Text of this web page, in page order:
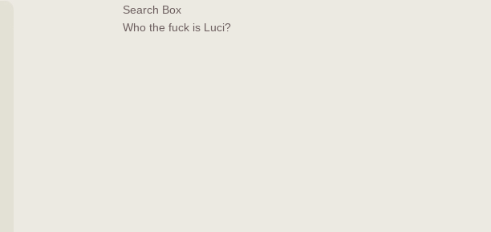
Search Box
Who the fuck is Luci?